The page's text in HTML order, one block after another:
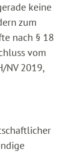
keine
zum
nach § 18
vom
NV 2019,